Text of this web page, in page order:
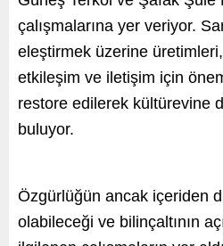
çalışmalarına yer veriyor.
eleştirmek üzerine
etkileşim ve iletişim için
restore edilerek kültürevine
buluyor.
Özgürlüğün ancak içeriden
olabileceği ve bilinçaltının